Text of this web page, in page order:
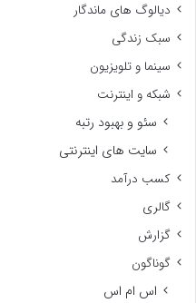
دیالوگ های ماندگار
سبک زندگی
سینما و تلویزیون
شبکه و اینترنت
سئو و بهبود رتبه
سایت های اینترنتی
کسب درآمد
گالری
گزارش
گوناگون
اس ام اس